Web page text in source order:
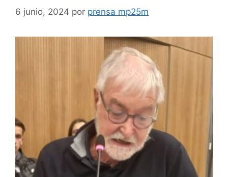
6 junio, 2024 por prensa mp25m